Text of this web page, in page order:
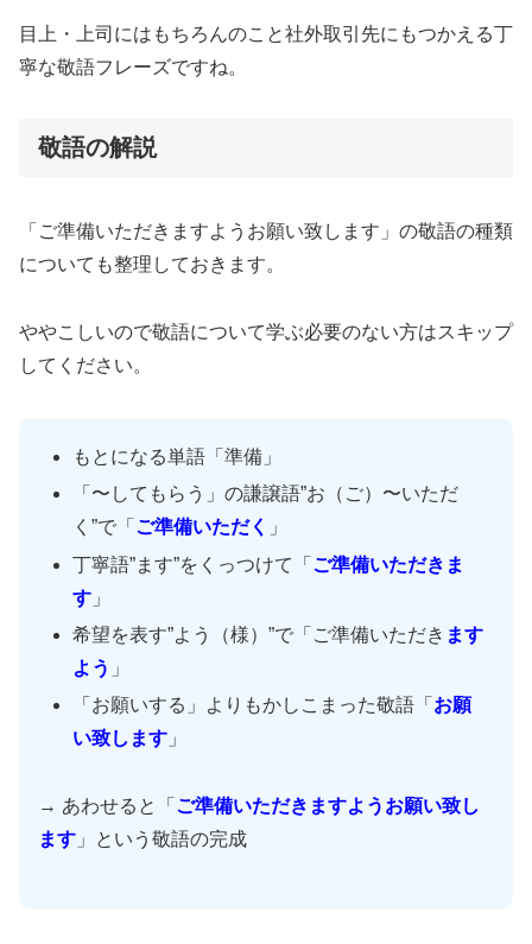
目上・上司にはもちろんのこと社外取引先にもつかえる丁
寧な敬語フレーズですね。
敬語の解説
「ご準備いただきますようお願い致します」の敬語の種類
についても整理しておきます。
ややこしいので敬語について学ぶ必要のない方はスキップ
してください。
もとになる単語「準備」
「〜してもらう」の謙譲語”お（ご）〜いただ
く”で「 ご準備いただく
」
丁寧語”ます”をくっつけて「 ご準備いただきま
す 」
希望を表す”よう（様）”で「ご準備いただき ます
よう 」
「お願いする」よりもかしこまった敬語「 お願
い致します 」
→ あわせると「 ご準備いただきますようお願い致し
ます 」という敬語の完成